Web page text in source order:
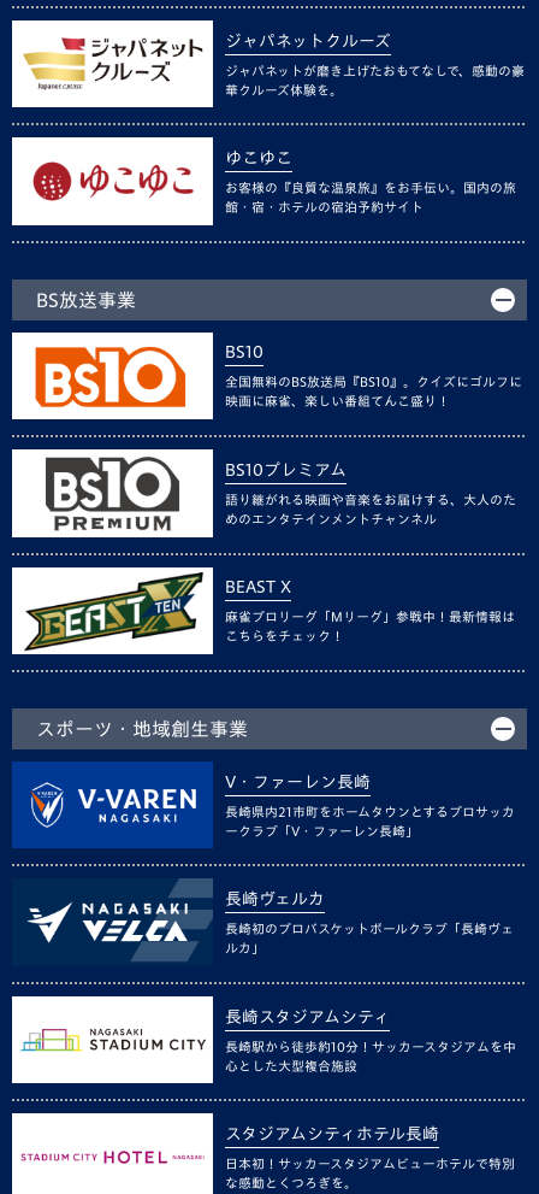
ジャパネットクルーズ
ジャパネットが磨き上げたおもてなしで、感動の豪
華クルーズ体験を。
ゆこゆこ
お客様の『良質な温泉旅』をお手伝い。国内の旅
館・宿・ホテルの宿泊予約サイト
BS放送事業
BS10
全国無料のBS放送局『BS10』。クイズにゴルフに
映画に麻雀、楽しい番組てんこ盛り！
BS10プレミアム
語り継がれる映画や音楽をお届けする、大人のた
めのエンタテインメントチャンネル
BEAST X
麻雀プロリーグ「Mリーグ」参戦中！最新情報は
こちらをチェック！
スポーツ・地域創生事業
V・ファーレン長崎
長崎県内21市町をホームタウンとするプロサッカ
ークラブ「V・ファーレン長崎」
長崎ヴェルカ
長崎初のプロバスケットボールクラブ「長崎ヴェ
ルカ」
長崎スタジアムシティ
長崎駅から徒歩約10分！サッカースタジアムを中
心とした大型複合施設
スタジアムシティホテル長崎
日本初！サッカースタジアムビューホテルで特別
な感動とくつろぎを。